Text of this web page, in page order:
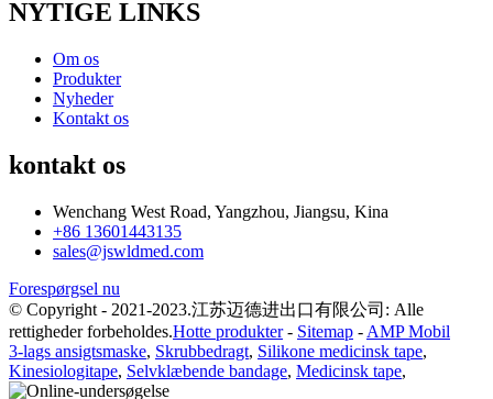
NYTIGE LINKS
Om os
Produkter
Nyheder
Kontakt os
kontakt os
Wenchang West Road, Yangzhou, Jiangsu, Kina
+86 13601443135
sales@jswldmed.com
Forespørgsel nu
© Copyright - 2021-2023.江苏迈德进出口有限公司: Alle
rettigheder forbeholdes.Hotte produkter- Sitemap - AMP Mobil
3-lags ansigtsmaske, Skrubbedragt, Silikone medicinsk tape,
Kinesiologitape, Selvklæbende bandage, Medicinsk tape,